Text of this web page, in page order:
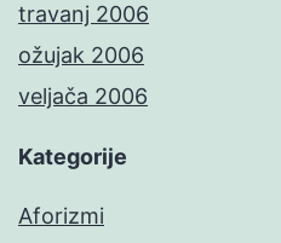
travanj 2006
ožujak 2006
veljača 2006
Kategorije
Aforizmi